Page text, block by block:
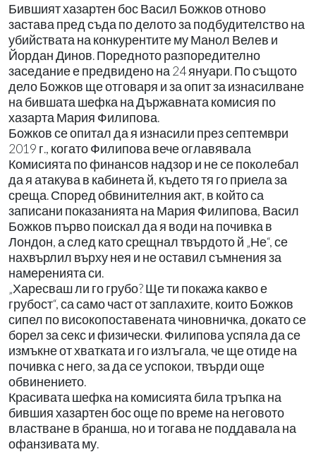
Бившият хазартен бос Васил Божков отново
застава пред съда по делото за подбудителство на
убийствата на конкурентите му Манол Велев и
Йордан Динов. Поредното разпоредително
заседание е предвидено на 24 януари. По същото
дело Божков ще отговаря и за опит за изнасилване
на бившата шефка на Държавната комисия по
хазарта Мария Филипова.
Божков се опитал да я изнасили през септември
2019 г., когато Филипова вече оглавявала
Комисията по финансов надзор и не се поколебал
да я атакува в кабинета й, където тя го приела за
среща. Според обвинителния акт, в който са
записани показанията на Мария Филипова, Васил
Божков първо поискал да я води на почивка в
Лондон, а след като срещнал твърдото й „Не“, се
нахвърлил върху нея и не оставил съмнения за
намеренията си.
„Харесваш ли го грубо? Ще ти покажа какво е
грубост“, са само част от заплахите, които Божков
сипел по високопоставената чиновничка, докато се
борел за секс и физически. Филипова успяла да се
измъкне от хватката и го излъгала, че ще отиде на
почивка с него, за да се успокои, твърди още
обвинението.
Красивата шефка на комисията била тръпка на
бившия хазартен бос още по време на неговото
властване в бранша, но и тогава не поддавала на
офанзивата му.